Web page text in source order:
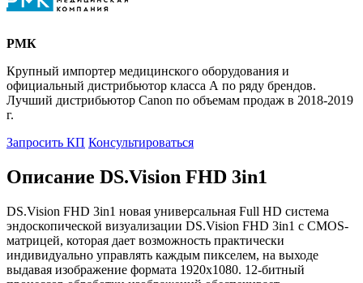
РМК
Крупный импортер медицинского оборудования и
официальный дистрибьютор класса А по ряду брендов.
Лучший дистрибьютор Canon по объемам продаж в 2018-2019
г.
Запросить КП Консультироваться
Описание DS.Vision FHD 3in1
DS.Vision FHD 3in1 новая универсальная Full HD система
эндоскопической визуализации DS.Vision FHD 3in1 с CMOS-
матрицей, которая дает возможность практически
индивидуально управлять каждым пикселем, на выходе
выдавая изображение формата 1920х1080. 12-битный